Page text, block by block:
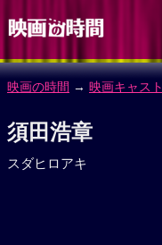
映画の時間 → 映画キャスト
須田浩章
スダヒロアキ